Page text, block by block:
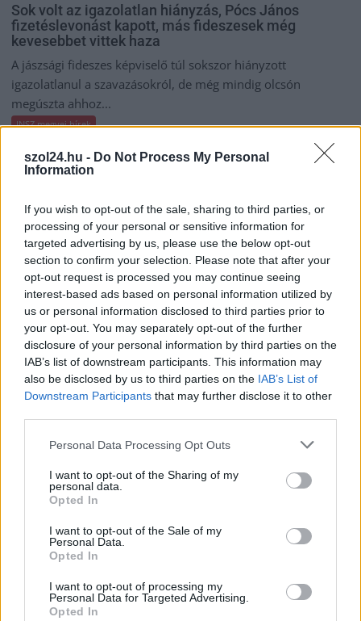
szol24.hu - Do Not Process My Personal
Information
If you wish to opt-out of the sale, sharing to third parties, or
processing of your personal or sensitive information for
targeted advertising by us, please use the below opt-out
section to confirm your selection. Please note that after your
opt-out request is processed you may continue seeing
interest-based ads based on personal information utilized by
us or personal information disclosed to third parties prior to
your opt-out. You may separately opt-out of the further
disclosure of your personal information by third parties on the
IAB’s list of downstream participants. This information may
also be disclosed by us to third parties on the IAB’s List of
Downstream Participants that may further disclose it to other
Please note that this website/app uses one or more Google
not limited to your visit or usage behaviour. You may click to
grant or deny consent to Google and its third-party tags to
use your data for below specified purposes in below Google
consent section.
Personal Data Processing Opt Outs
I want to opt-out of the Sharing of my
personal data.
Opted In
I want to opt-out of the Sale of my
Personal Data.
Opted In
I want to opt-out of processing my
Personal Data for Targeted Advertising.
Opted In
Sok volt az igazolatlan hiányzás, Pócs János
fizetéslevonást kapott, más fideszesek még
kevesebbet vittek haza
A jászsági fideszes képviselő túl sokszor hiányzott
igazolatlanul a szavazásokról, de még mindig olcsón
megúszta ahhoz...
JNSZ megyei hírek
2026.08.06. Fazekas Adrián
A Szolnok megyei gazdák nagyon nem akarták a
JÉGER további üzemeltetését
Ahogy korábban már írtunk róla, megyei szinten
Agrárminisztérium és a Nemzeti...
JNSZ megyei hírek